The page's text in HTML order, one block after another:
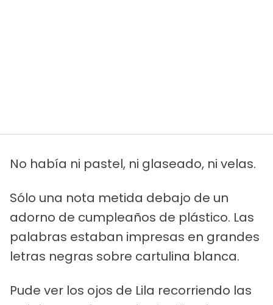
No había ni pastel, ni glaseado, ni velas.
Sólo una nota metida debajo de un
adorno de cumpleaños de plástico. Las
palabras estaban impresas en grandes
letras negras sobre cartulina blanca.
Pude ver los ojos de Lila recorriendo las